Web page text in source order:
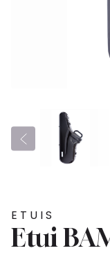
ETUIS
Etui